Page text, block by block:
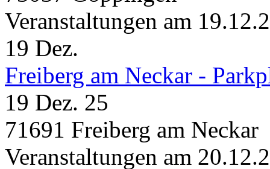
Veranstaltungen am
19 Dez.
Freiberg am Neckar -
19 Dez. 25
71691 Freiberg am Neckar
Veranstaltungen am